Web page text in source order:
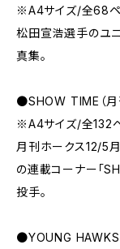
※A4サイズ/全68
松田宣浩選手のユ
真集。
●SHOW TIME（
※A4サイズ/全132
月刊ホークス12/5
の連載コーナー「
投手。
●YOUNG